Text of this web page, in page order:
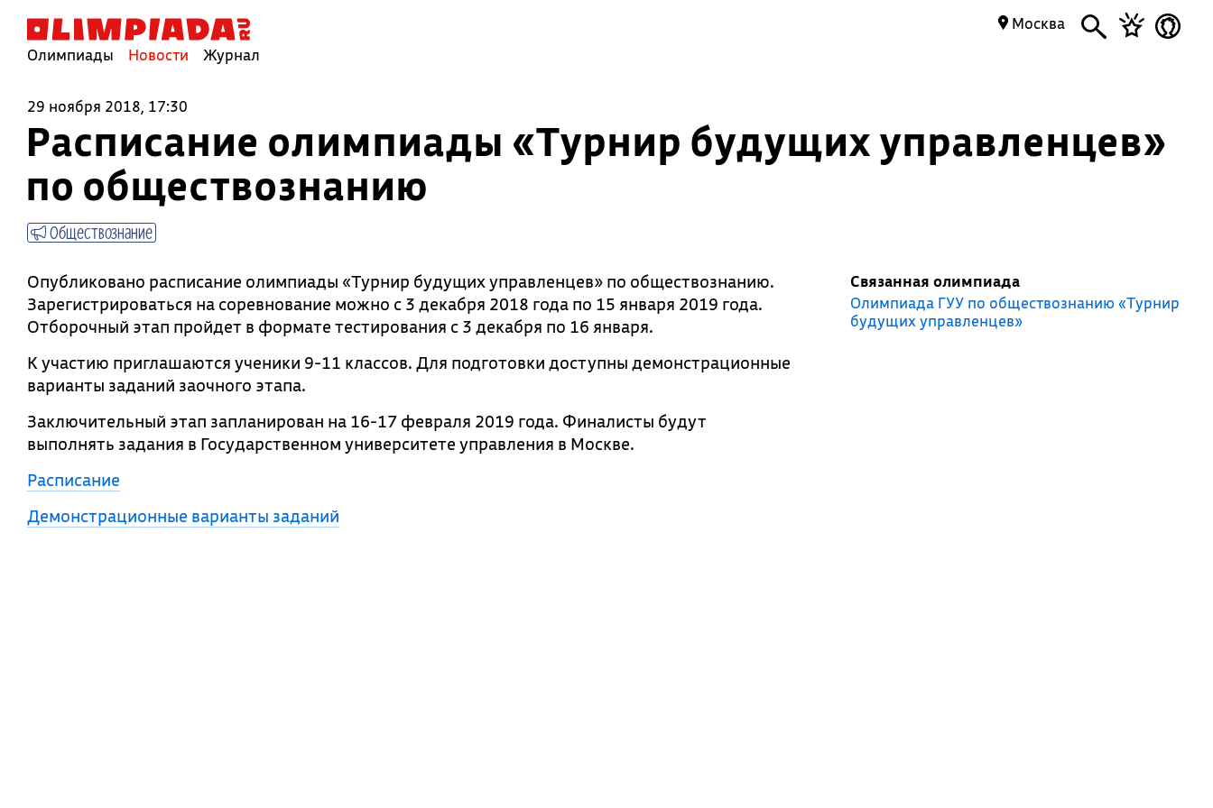
Олимпиады Новости Журнал
Москва
29 ноября 2018, 17:30
Расписание олимпиады «Турнир будущих управленцев»
по обществознанию
Обществознание
Опубликовано расписание олимпиады «Турнир будущих управленцев» по обществознанию.
Зарегистрироваться на соревнование можно с 3 декабря 2018 года по 15 января 2019 года.
Отборочный этап пройдет в формате тестирования с 3 декабря по 16 января.
К участию приглашаются ученики 9-11 классов. Для подготовки доступны демонстрационные
варианты заданий заочного этапа.
Заключительный этап запланирован на 16-17 февраля 2019 года. Финалисты будут
выполнять задания в Государственном университете управления в Москве.
Расписание
Демонстрационные варианты заданий
Связанная олимпиада
Олимпиада ГУУ по обществознанию «Турнир
будущих управленцев»